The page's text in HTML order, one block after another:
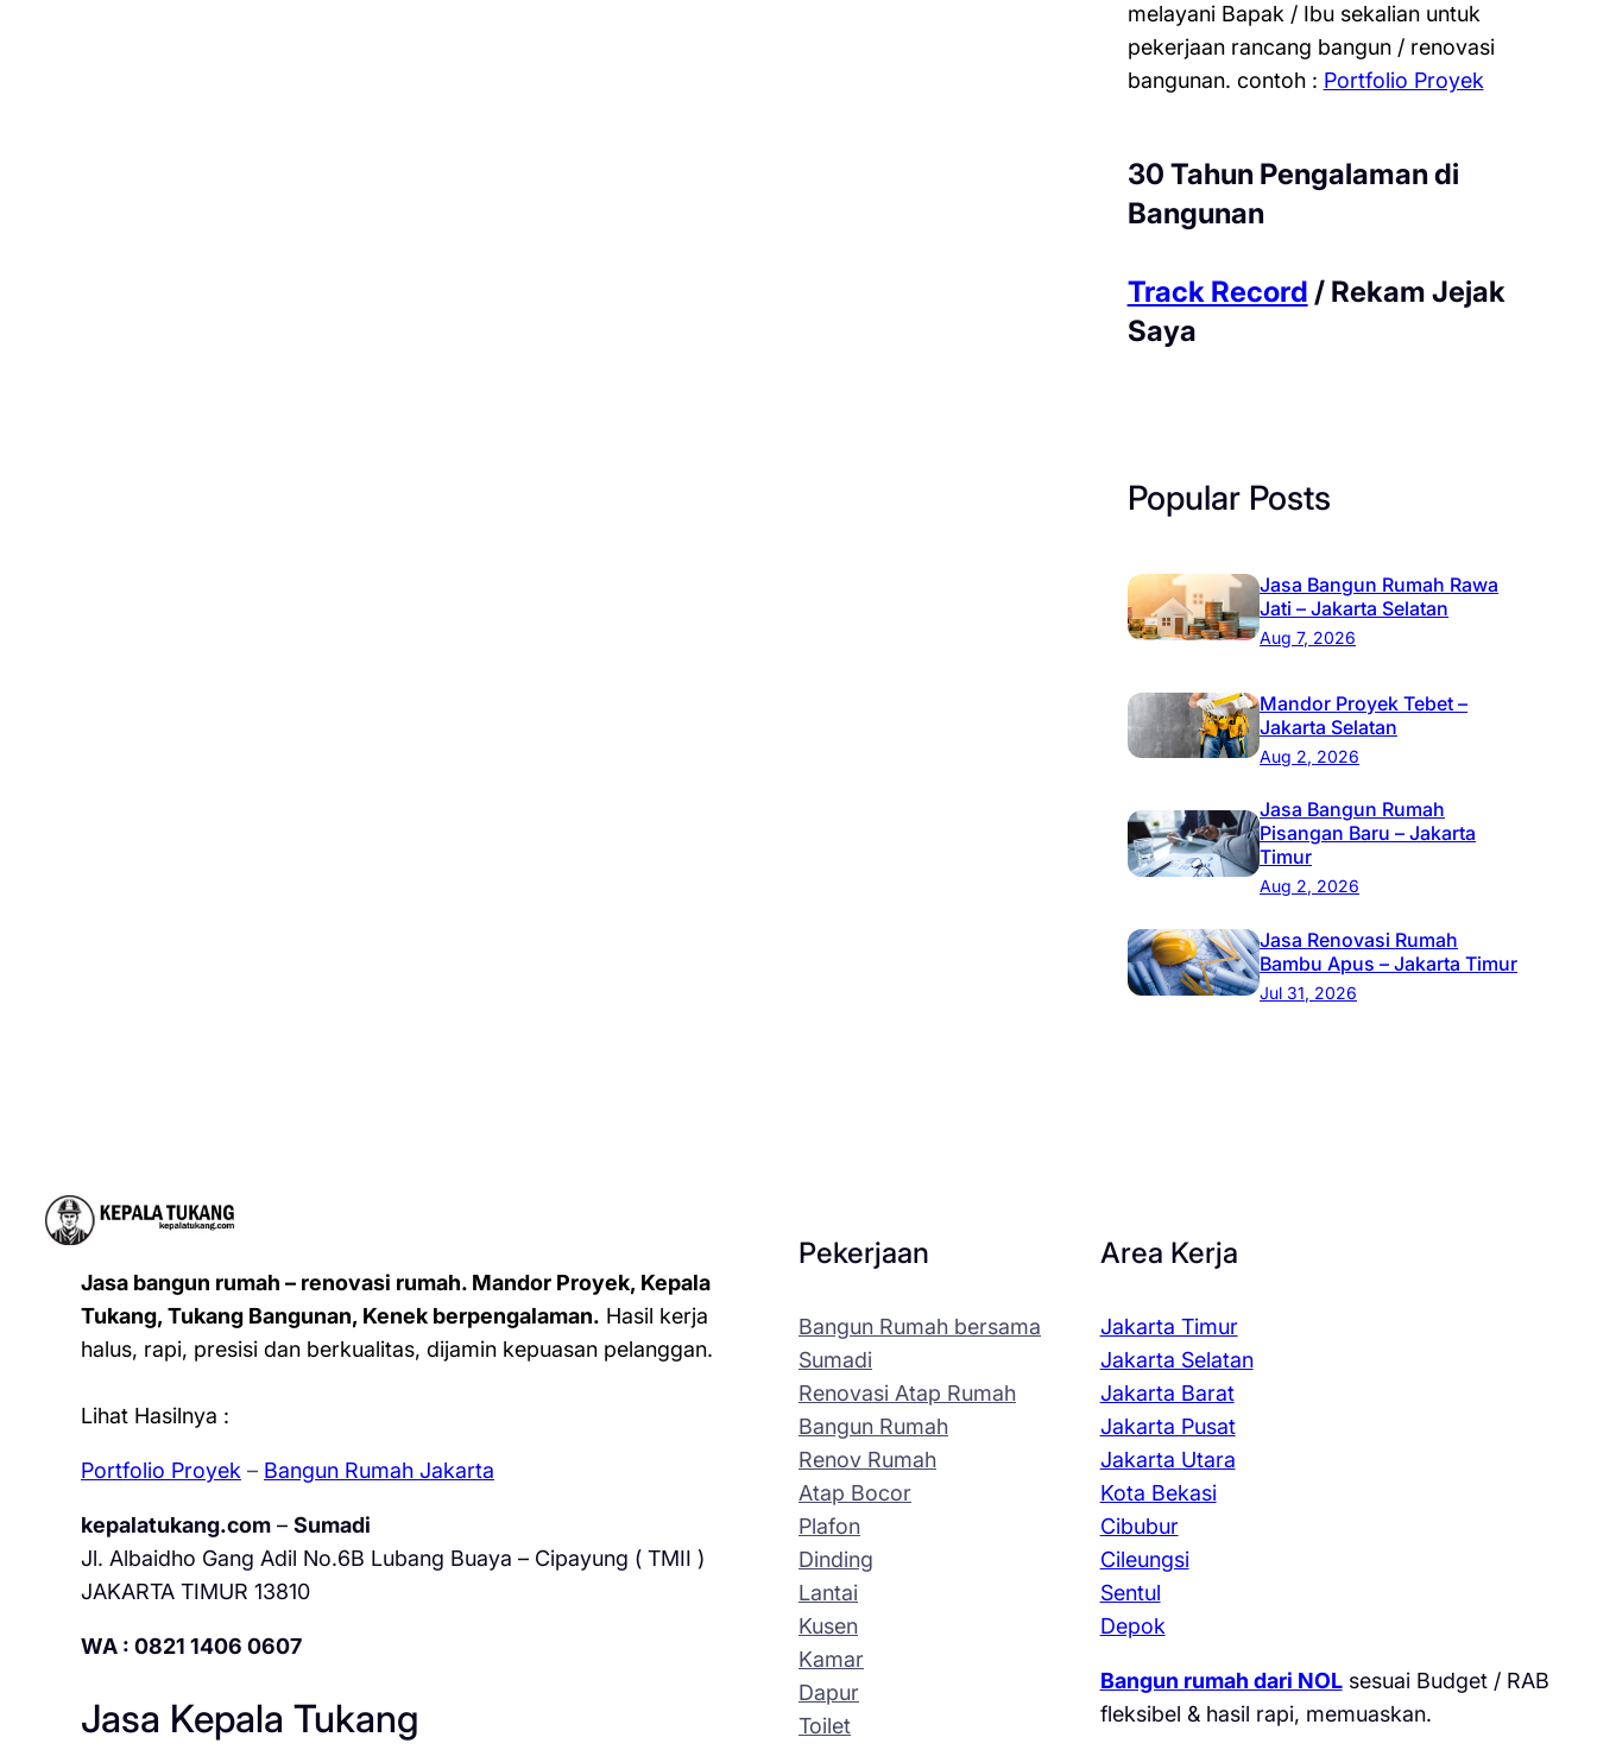
melayani Bapak / Ibu sekalian untuk
pekerjaan rancang bangun / renovasi
bangunan. contoh : Portfolio Proyek
30 Tahun Pengalaman di
Bangunan
Track Record / Rekam Jejak
Saya
Popular Posts
Jasa Bangun Rumah Rawa
Jati – Jakarta Selatan
Aug 7, 2026
Mandor Proyek Tebet –
Jakarta Selatan
Aug 2, 2026
Jasa Bangun Rumah
Pisangan Baru – Jakarta
Timur
Aug 2, 2026
Jasa Renovasi Rumah
Bambu Apus – Jakarta Timur
Jul 31, 2026
Jasa bangun rumah – renovasi rumah. Mandor Proyek, Kepala
Tukang, Tukang Bangunan, Kenek berpengalaman. Hasil kerja
halus, rapi, presisi dan berkualitas, dijamin kepuasan pelanggan.
Lihat Hasilnya :
Portfolio Proyek – Bangun Rumah Jakarta
kepalatukang.com– Sumadi
Jl. Albaidho Gang Adil No.6B Lubang Buaya – Cipayung ( TMII )
JAKARTA TIMUR 13810
WA : 0821 1406 0607
Jasa Kepala Tukang
Pekerjaan
Bangun Rumah bersama
Sumadi
Renovasi Atap Rumah
Bangun Rumah
Renov Rumah
Atap Bocor
Plafon
Dinding
Lantai
Kusen
Kamar
Dapur
Toilet
Area Kerja
Jakarta Timur
Jakarta Selatan
Jakarta Barat
Jakarta Pusat
Jakarta Utara
Kota Bekasi
Cibubur
Cileungsi
Sentul
Depok
Bangun rumah dari NOLsesuai Budget / RAB
fleksibel & hasil rapi, memuaskan.